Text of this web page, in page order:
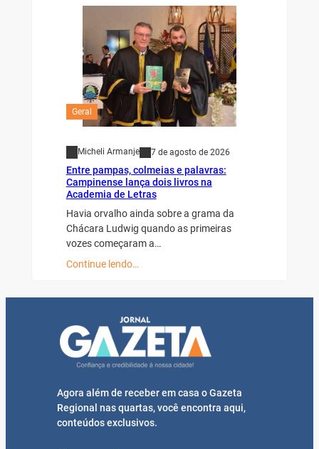
Geral
Micheli Armanje 7 de agosto de 2026
Entre pampas, colmeias e palavras:
Campinense lança dois livros na
Academia de Letras
Havia orvalho ainda sobre a grama da
Chácara Ludwig quando as primeiras
vozes começaram a…
Continue lendo…
Agora além de receber em casa o Gazeta
Regional nas quartas, você encontra aqui,
conteúdos exclusivos.